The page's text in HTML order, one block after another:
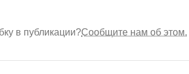
в публикации?Сообщите нам об этом.